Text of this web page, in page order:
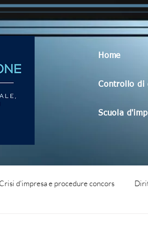
Home
Controllo di
Scuola
Crisi d'impresa e procedure concors
aziendale